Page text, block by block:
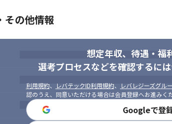
その他情報
想定年収、待遇・福
選考プロセスなどを確認するに
利用規約、 レバテックID利用規約、 レバレジーズグル
認のうえ、同意いただける場合は会員登録へお進みく
Googleで登